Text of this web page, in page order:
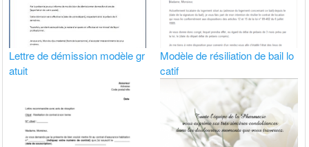
Lettre de démission modèle gr
atuit
Modèle de résiliation de bail lo
catif